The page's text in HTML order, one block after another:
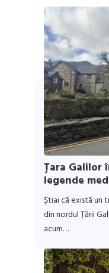
Țara Galilor
legende
Știai că există un
din nordul Țării
acum…